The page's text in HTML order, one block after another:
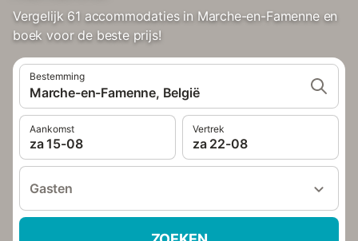
Vergelijk 61 accommodaties in Marche-en-Famenne en
boek voor de beste prijs!
Bestemming
Marche-en-Famenne, België
Aankomst
za 15-08
Vertrek
za 22-08
Gasten